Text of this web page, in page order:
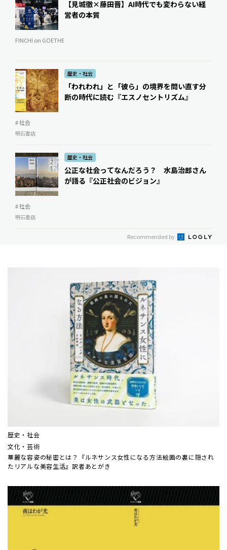
【見城徹×藤田晋】AI時代でも変わらない経
営者の本質
FINCHI on GOETHE
歴史・社会
「われわれ」と「彼ら」の境界を問い直す――分
断の時代に読む『エスノセントリズム』
# 社会
明石書店
歴史・社会
公正な社会ってなんだろう？ 水島治郎さん
が語る『公正社会のビジョン』
# 社会
明石書店
Recommended by
歴史・社会
文化・芸術
華麗な容姿の秘密とは？『ルネサンス女性になる方法――絵画の裏に隠され
たリアルな美容生活』訳者あとがき